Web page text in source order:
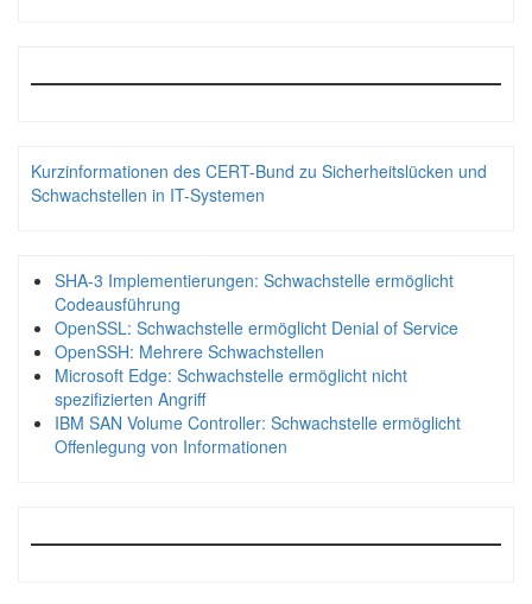
Kurzinformationen des CERT-Bund zu Sicherheitslücken und
Schwachstellen in IT-Systemen
SHA-3 Implementierungen: Schwachstelle ermöglicht
Codeausführung
OpenSSL: Schwachstelle ermöglicht Denial of Service
OpenSSH: Mehrere Schwachstellen
Microsoft Edge: Schwachstelle ermöglicht nicht
spezifizierten Angriff
IBM SAN Volume Controller: Schwachstelle ermöglicht
Offenlegung von Informationen